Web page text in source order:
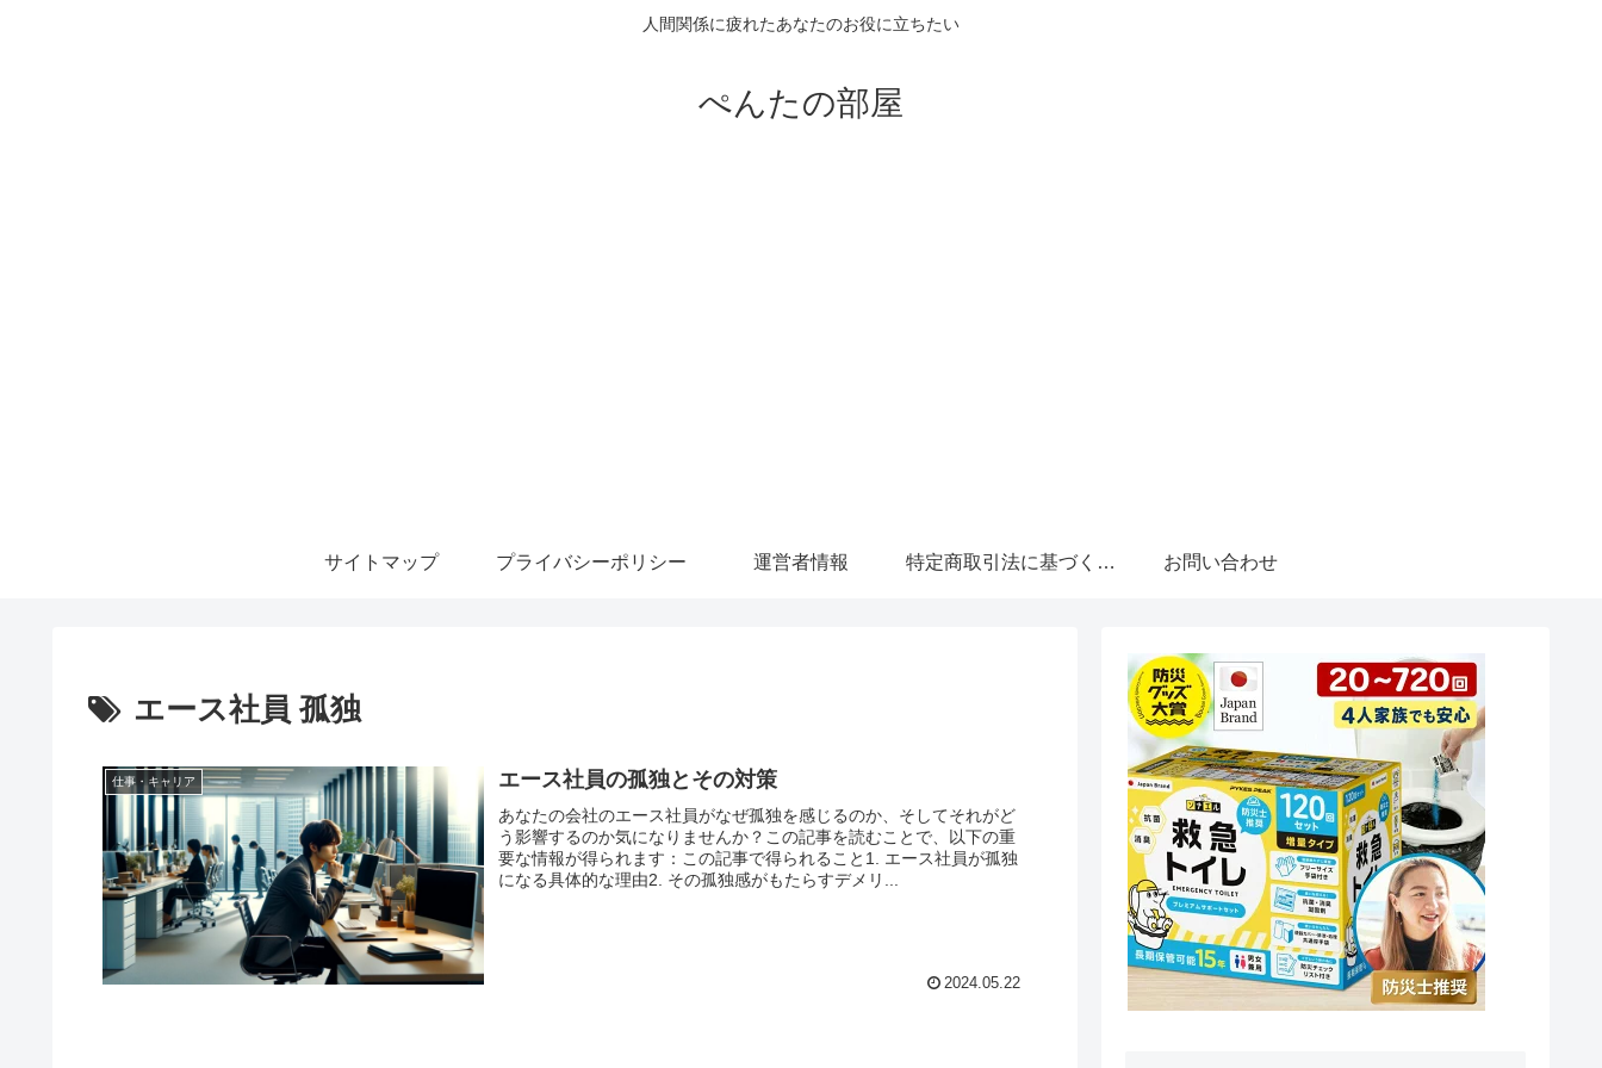
人間関係に疲れたあなたのお役に立ちたい
ぺんたの部屋
サイトマップ プライバシーポリシー 運営者情報 特定商取引法に基づく表記 お問い合わせ
エース社員 孤独
仕事・キャリア エース社員の孤独とその対策
あなたの会社のエース社員がなぜ孤独を感じるのか、そしてそれがど
う影響するのか気になりませんか？この記事を読むことで、以下の重
要な情報が得られます：この記事で得られること1. エース社員が孤独
になる具体的な理由2. その孤独感がもたらすデメリ...
2024.05.22